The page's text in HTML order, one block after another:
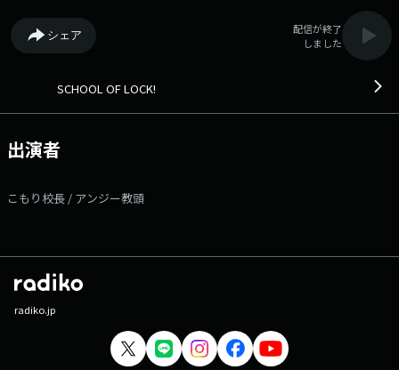
る ◇FAX：03-3221-1800 ▽22:15〜 【 INI LOCKS! 】 3週目にだけ
開室する、生徒の夢や進路などについて個人指導を担う“チュータールー
ム No.5” SCHOOL OF LOCK!の元生徒でもある、INIの髙塚大夢先生が担
んでも、 ［INI LOCKS!掲示板］もしくは［INI LOCKS!宛のメール］から
していきます。 クエスチョンの回答締め切りは生放送教室が始まる22時
まで！ この2択なら、どっちを選ぶ？ こんなシチュエーションな
君の選択が、かつてない“ビッグ・スクール・データ”を完成させ
る…！ さあ、選ぶのはどっち？ 番組Webサイト：
は「#スクールオブロック」 Xアカウントは「@sol_info」
シェア
配信が終了
しました
SCHOOL OF LOCK!
出演者
こもり校長 / アンジー教頭
radiko.jp